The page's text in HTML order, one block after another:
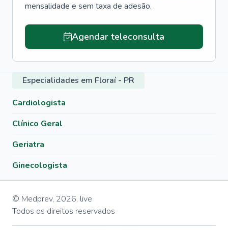
mensalidade e sem taxa de adesão.
Agendar teleconsulta
Especialidades em Floraí - PR
Cardiologista
Clínico Geral
Geriatra
Ginecologista
© Medprev, 2026, live
Todos os direitos reservados